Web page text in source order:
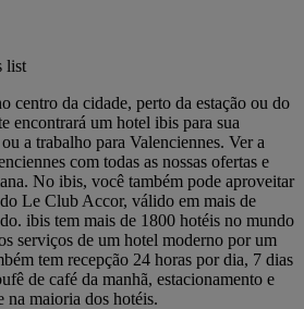
list
centro da cidade, perto da estação ou do
encontrará um hotel ibis para sua
a trabalho para Valenciennes. Ver a
com todas as nossas ofertas e
No ibis, você também pode aproveitar
Le Club Accor, válido em mais de
ibis tem mais de 1800 hotéis no mundo
serviços de um hotel moderno por um
tem recepção 24 horas por dia, 7 dias
de café da manhã, estacionamento e
na maioria dos hotéis.